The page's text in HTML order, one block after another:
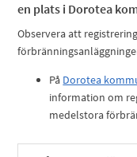
en plats i Dorotea
Observera att
På Dorotea
information om
medelstora